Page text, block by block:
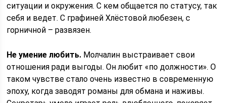
ситуации и окружения. С кем общается по статусу, так
себя и ведет. С графиней Хлёстовой любезен, с
горничной – развязен.
Не умение любить. Молчалин выстраивает свои
отношения ради выгоды. Он любит «по должности». О
таком чувстве стало очень известно в современную
эпоху, когда заводят романы для обмана и наживы.